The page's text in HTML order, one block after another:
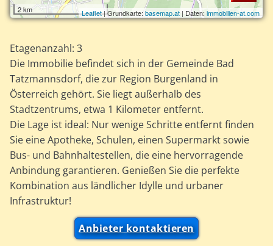
2 km Leaflet| Grundkarte:basemap.at| Daten:immobilien-at.com
Etagenanzahl: 3
Die Immobilie befindet sich in der Gemeinde Bad
Tatzmannsdorf, die zur Region Burgenland in
Österreich gehört. Sie liegt außerhalb des
Stadtzentrums, etwa 1 Kilometer entfernt.
Die Lage ist ideal: Nur wenige Schritte entfernt finden
Sie eine Apotheke, Schulen, einen Supermarkt sowie
Bus- und Bahnhaltestellen, die eine hervorragende
Anbindung garantieren. Genießen Sie die perfekte
Kombination aus ländlicher Idylle und urbaner
Infrastruktur!
Anbieter kontaktieren